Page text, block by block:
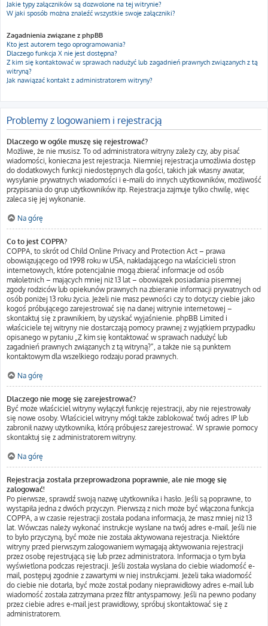
Jakie typy załączników są dozwolone na tej witrynie?
W jaki sposób można znaleźć wszystkie swoje załączniki?
Zagadnienia związane z phpBB
Kto jest autorem tego oprogramowania?
Dlaczego funkcja X nie jest dostępna?
Z kim się kontaktować w sprawach nadużyć lub zagadnień prawnych związanych z tą
witryną?
Jak nawiązać kontakt z administratorem witryny?
Problemy z logowaniem i rejestracją
Dlaczego w ogóle muszę się rejestrować?
Możliwe, że nie musisz. To od administratora witryny zależy czy, aby pisać
wiadomości, konieczna jest rejestracja. Niemniej rejestracja umożliwia dostęp
do dodatkowych funkcji niedostępnych dla gości, takich jak własny awatar,
wysyłanie prywatnych wiadomości i e-maili do innych użytkowników, możliwość
przypisania do grup użytkowników itp. Rejestracja zajmuje tylko chwilę, więc
zaleca się jej wykonanie.
Na górę
Co to jest COPPA?
COPPA, to skrót od Child Online Privacy and Protection Act – prawa
obowiązującego od 1998 roku w USA, nakładającego na właścicieli stron
internetowych, które potencjalnie mogą zbierać informacje od osób
małoletnich – mających mniej niż 13 lat – obowiązek posiadania pisemnej
zgody rodziców lub opiekunów prawnych na zbieranie informacji prywatnych od
osób poniżej 13 roku życia. Jeżeli nie masz pewności czy to dotyczy ciebie jako
kogoś próbującego zarejestrować się na danej witrynie internetowej –
skontaktuj się z prawnikiem, by uzyskać wyjaśnienie. phpBB Limited i
właściciele tej witryny nie dostarczają pomocy prawnej z wyjątkiem przypadku
opisanego w pytaniu „Z kim się kontaktować w sprawach nadużyć lub
zagadnień prawnych związanych z tą witryną?”, a także nie są punktem
kontaktowym dla wszelkiego rodzaju porad prawnych.
Na górę
Dlaczego nie mogę się zarejestrować?
Być może właściciel witryny wyłączył funkcję rejestracji, aby nie rejestrowały
się nowe osoby. Właściciel witryny mógł także zablokować twój adres IP lub
zabronił nazwy użytkownika, którą próbujesz zarejestrować. W sprawie pomocy
skontaktuj się z administratorem witryny.
Na górę
Rejestracja została przeprowadzona poprawnie, ale nie mogę się
zalogować!
Po pierwsze, sprawdź swoją nazwę użytkownika i hasło. Jeśli są poprawne, to
wystąpiła jedna z dwóch przyczyn. Pierwszą z nich może być włączona funkcja
COPPA, a w czasie rejestracji została podana informacja, że masz mniej niż 13
lat. Wówczas należy wykonać instrukcje wysłane na twój adres e-mail. Jeśli nie
to było przyczyną, być może nie została aktywowana rejestracja. Niektóre
witryny przed pierwszym zalogowaniem wymagają aktywowania rejestracji
przez osobę rejestrującą się lub przez administratora. Informacja o tym była
wyświetlona podczas rejestracji. Jeśli została wysłana do ciebie wiadomość e-
mail, postępuj zgodnie z zawartymi w niej instrukcjami. Jeżeli taka wiadomość
do ciebie nie dotarła, być może został podany nieprawidłowy adres e-mail lub
wiadomość została zatrzymana przez filtr antyspamowy. Jeśli na pewno podany
przez ciebie adres e-mail jest prawidłowy, spróbuj skontaktować się z
administratorem.